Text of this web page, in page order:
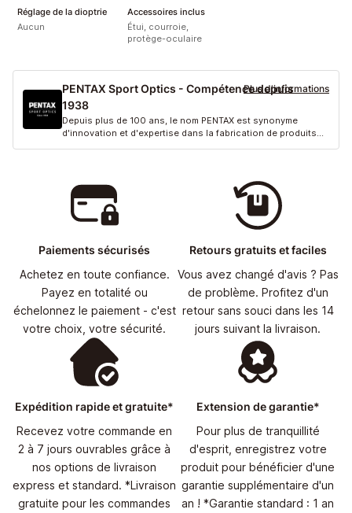
Réglage de la dioptrie
Aucun
Accessoires inclus
Étui, courroie,
protège-oculaire
PENTAX Sport Optics - Compétence depuis
1938
Depuis plus de 100 ans, le nom PENTAX est synonyme
d'innovation et d'expertise dans la fabrication de produits
Plus d'informations
Paiements sécurisés
Achetez en toute confiance.
Payez en totalité ou
échelonnez le paiement - c'est
votre choix, votre sécurité.
Retours gratuits et faciles
Vous avez changé d'avis ? Pas
de problème. Profitez d'un
retour sans souci dans les 14
jours suivant la livraison.
Expédition rapide et gratuite*
Recevez votre commande en
2 à 7 jours ouvrables grâce à
nos options de livraison
express et standard. *Livraison
gratuite pour les commandes
Extension de garantie*
Pour plus de tranquillité
d'esprit, enregistrez votre
produit pour bénéficier d'une
garantie supplémentaire d'un
an ! *Garantie standard : 1 an